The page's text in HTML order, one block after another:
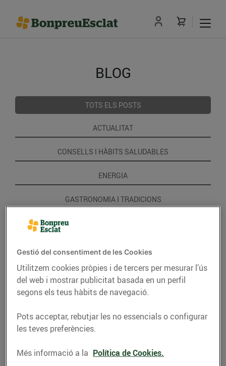
BLOG
TOTS ELS POSTS
ACTUALITAT
CONSELLS I HÀBITS SALUDABLES
ENERGIA
GASTRONOMIA I TRADICIONS
Gestió del consentiment de les Cookies
Utilitzem cookies pròpies i de tercers per mesurar l’ús
del web i mostrar publicitat basada en un perfil
segons els teus hàbits de navegació.
Pots acceptar, rebutjar les no essencials o configurar
les teves preferències.
Més informació a la Política de Cookies.